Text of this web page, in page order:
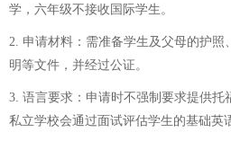
学，六年级不接收国际学生。
2. 申请材料：需准备学生及父母的护照
明等文件，并经过公证。
3. 语言要求：申请时不强制要求提供托
私立学校会通过面试评估学生的基础英